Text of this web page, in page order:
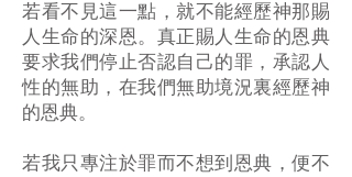
若看不見這一點，就不能經歷神那賜
人生命的深恩。真正賜人生命的恩典
要求我們停止否認自己的罪，承認人
性的無助，在我們無助境況裏經歷神
的恩典。
若我只專注於罪而不想到恩典，便不